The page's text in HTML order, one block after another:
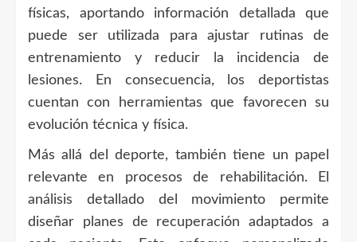
físicas, aportando información detallada que
puede ser utilizada para ajustar rutinas de
entrenamiento y reducir la incidencia de
lesiones. En consecuencia, los deportistas
cuentan con herramientas que favorecen su
evolución técnica y física.
Más allá del deporte, también tiene un papel
relevante en procesos de rehabilitación. El
análisis detallado del movimiento permite
diseñar planes de recuperación adaptados a